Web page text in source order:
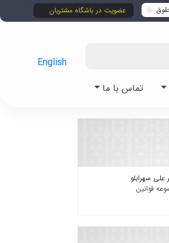
عضویت در باشگاه مشتریان
تماس با ما
English
علی سهرابلو
قوانین